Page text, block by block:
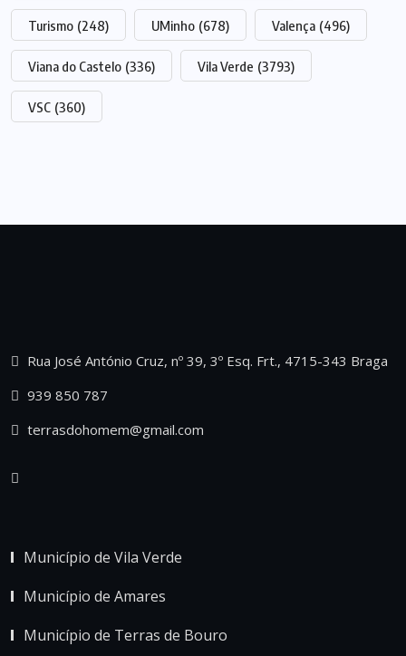
Turismo (248) UMinho (678) Valença (496)
Viana do Castelo (336) Vila Verde (3793)
VSC (360)
Rua José António Cruz, nº 39, 3º Esq. Frt., 4715-343 Braga
939 850 787
terrasdohomem@gmail.com
Município de Vila Verde
Município de Amares
Município de Terras de Bouro